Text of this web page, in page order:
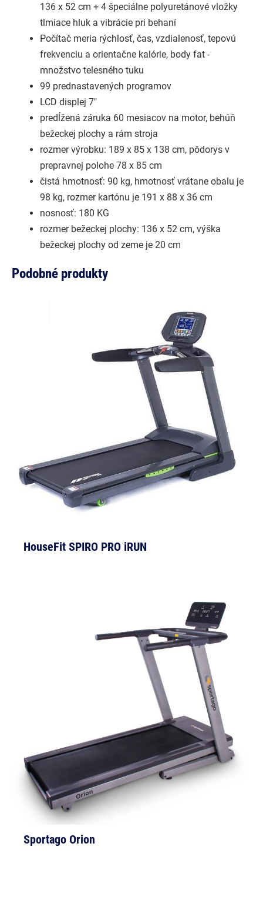
136 x 52 cm + 4 špeciálne polyuretánové vložky
tlmiace hluk a vibrácie pri behaní
Počítač meria rýchlosť, čas, vzdialenosť, tepovú
frekvenciu a orientačne kalórie, body fat -
množstvo telesného tuku
99 prednastavených programov
LCD displej 7"
predĺžená záruka 60 mesiacov na motor, behúň
bežeckej plochy a rám stroja
rozmer výrobku: 189 x 85 x 138 cm, pôdorys v
prepravnej polohe 78 x 85 cm
čistá hmotnosť: 90 kg, hmotnosť vrátane obalu je
98 kg, rozmer kartónu je 191 x 88 x 36 cm
nosnosť: 180 KG
rozmer bežeckej plochy: 136 x 52 cm, výška
bežeckej plochy od zeme je 20 cm
Podobné produkty
HouseFit SPIRO PRO iRUN
Sportago Orion